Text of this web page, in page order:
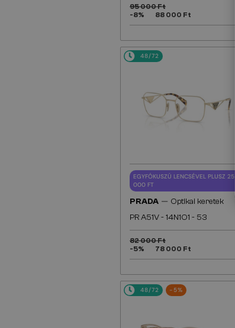
95 000 Ft
-8%
88 000 Ft
48/72
EGYFÓKUSZÚ LENCSÉVEL PLUSZ 25
000 FT
PRADA — Optikai keretek
PR A51V - 14N1O1 - 53
82 000 Ft
-5%
78 000 Ft
48/72 -5%